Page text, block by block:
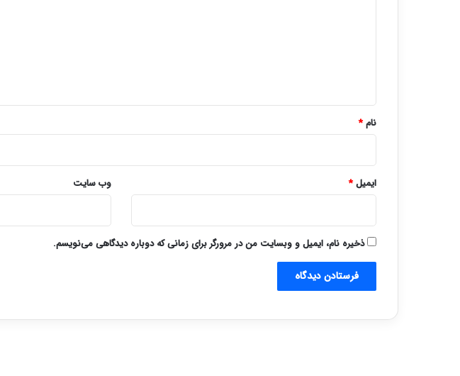
نام*
ایمیل* وب‌ سایت
ذخیره نام، ایمیل و وبسایت من در مرورگر برای زمانی که دوباره دیدگاهی می‌نویسم.